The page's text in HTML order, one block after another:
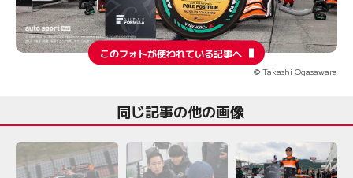
このフォトが使われている記事へ
© Takashi Ogasawara
同じ記事の他の画像